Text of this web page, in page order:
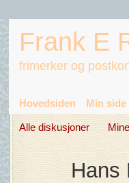
Frank E
frimerker og
Hovedsiden Min side
Alle diskusjoner
Hans